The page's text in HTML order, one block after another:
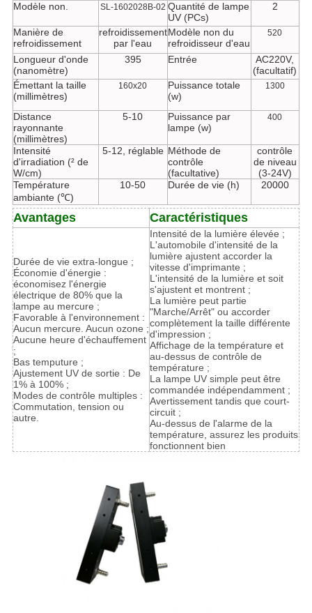
Modèle non. SL-1602028B-02 Quantité de lampe
UV (PCs)
2
Manière de
refroidissement
refroidissement
par l'eau
Modèle non du
refroidisseur d'eau
520
Longueur d'onde
(nanomètre)
395 Entrée
AC220V,
(facultatif)
Émettant la taille
(millimètres)
160x20
Puissance totale
(w)
1300
Distance
rayonnante
(millimètres)
5-10
Puissance par
lampe (w)
400
Intensité
d'irradiation (² de
W/cm)
5-12, réglable Méthode de
contrôle
(facultative)
contrôle
de niveau
(3-24V)
Température
ambiante (℃)
10-50 Durée de vie (h) 20000
Avantages Caractéristiques
Durée de vie extra-longue ;
Économie d'énergie :
économisez l'énergie
électrique de 80% que la
lampe au mercure ;
Favorable à l'environnement :
Aucun mercure. Aucun ozone ;
Aucune heure d'échauffement
;
Bas temputure ;
Ajustement UV de sortie : De
1% à 100% ;
Modes de contrôle multiples :
Commutation, tension ou
autre.
Intensité de la lumière élevée ;
L'automobile d'intensité de la
lumière ajustent accorder la
vitesse d'imprimante ;
L'intensité de la lumière et soit
s'ajustent et montrent ;
La lumière peut partie
"Marche/Arrêt" ou accorder
complètement la taille différente
d'impression ;
Affichage de la température et
au-dessus de contrôle de
température ;
La lampe UV simple peut être
commandée indépendamment ;
Avertissement tandis que court-
circuit ;
Au-dessus de l'alarme de la
température, assurez les produits
fonctionnent bien